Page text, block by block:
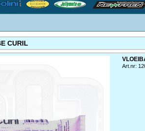
CURIL
Art.nr: